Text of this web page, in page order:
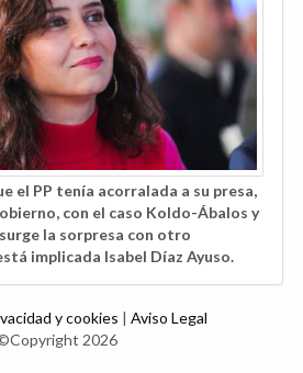
el PP tenía acorralada a su presa,
con el caso Koldo-Ábalos y
la sorpresa con otro
implicada Isabel Díaz Ayuso.
y cookies | Aviso Legal
2026